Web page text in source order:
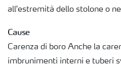
all'estremità dello stolone o
Cause
Carenza di boro Anche la
imbrunimenti interni e tuberi